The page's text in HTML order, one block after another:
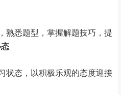
熟悉题型，掌握解题技巧，提
状态，以积极乐观的态度迎接